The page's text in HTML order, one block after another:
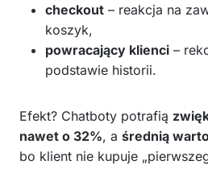
checkout – reakcja na
koszyk,
powracający klienci –
podstawie historii.
Efekt? Chatboty potrafią
nawet o 32%, a średnią
bo klient nie kupuje